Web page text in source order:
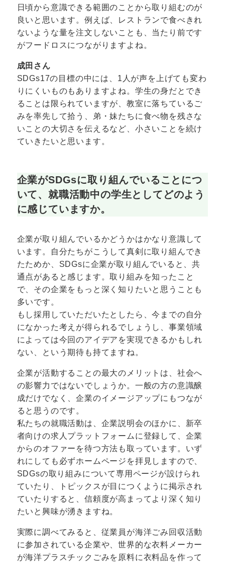
日頃から意識できる範囲のことから取り組むのが
良いと思います。例えば、レストランで食べきれ
ないような量を注文しないことも、当たり前です
がフードロスにつながりますよね。
成田さん
SDGs17の目標の中には、1人が声を上げても変わ
りにくいものもありますよね。学生の身だとでき
ることは限られていますが、教室に落ちているご
みを率先して拾う、弟・妹たちに食べ物を残さな
いことの大切さを伝えるなど、小さいことを続け
ていきたいと思います。
企業がSDGsに取り組んでいることにつ
いて、就職活動中の学生としてどのよう
に感じていますか。
企業が取り組んでいるかどうかはかなり意識して
います。自分たちがこうして真剣に取り組んでき
たためか、SDGsに企業が取り組んでいると、共
通点があると感じます。取り組みを知ったこと
で、その企業をもっと深く知りたいと思うことも
多いです。
もし採用していただいたとしたら、今までの自分
になかった考えが得られるでしょうし、事業領域
によっては今回のアイデアを実現できるかもしれ
ない、という期待も持てますね。
企業が活動することの最大のメリットは、社会へ
の影響力ではないでしょうか。一般の方の意識醸
成だけでなく、企業のイメージアップにもつなが
ると思うのです。
私たちの就職活動は、企業説明会のほかに、新卒
者向けの求人プラットフォームに登録して、企業
からのオファーを待つ方法も取っています。いず
れにしても必ずホームページを拝見しますので、
SDGsの取り組みについて専用ページが設けられ
ていたり、トピックスが目につくように掲示され
ていたりすると、信頼度が高まってより深く知り
たいと興味が湧きますね。
実際に調べてみると、従業員が海洋ごみ回収活動
に参加されている企業や、世界的な衣料メーカー
が海洋プラスチックごみを原料に衣料品を作って